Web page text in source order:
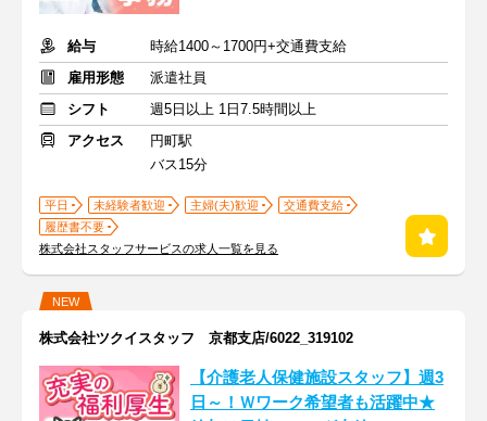
給与
時給1400～1700円+交通費支給
雇用形態
派遣社員
シフト
週5日以上 1日7.5時間以上
アクセス
円町駅
バス15分
平日 未経験者歓迎 主婦(夫)歓迎
交通費支給
履歴書不要
株式会社スタッフサービスの求人一覧を見る
NEW
株式会社ツクイスタッフ 京都支店/6022_319102
【介護老人保健施設スタッフ】週3
日～！Ｗワーク希望者も活躍中★